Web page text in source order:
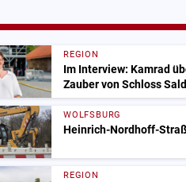
REGION
Im Interview: Kamrad
Zauber von Schloss
WOLFSBURG
Heinrich-Nordhoff-
REGION